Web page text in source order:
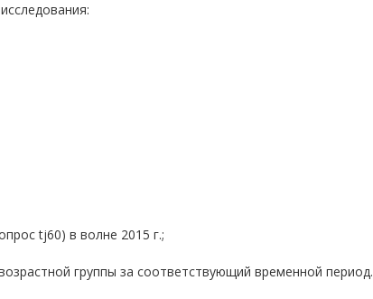
tj60) в волне 2015 г.;
группы за соответствующий временной период.